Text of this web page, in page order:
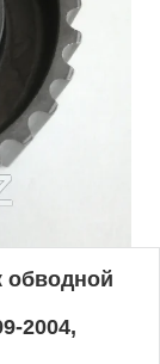
обводной
2004,